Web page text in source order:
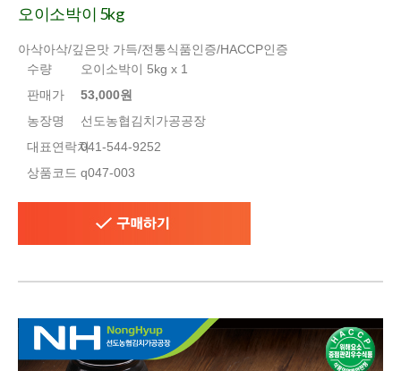
오이소박이 5kg
아삭아삭/깊은맛 가득/전통식품인증/HACCP인증
수량
오이소박이 5kg x 1
판매가
53,000원
농장명
선도농협김치가공공장
대표연락처041-544-9252
상품코드 q047-003